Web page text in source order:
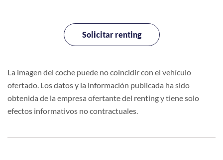
Solicitar renting
La imagen del coche puede no coincidir con el vehículo
ofertado. Los datos y la información publicada ha sido
obtenida de la empresa ofertante del renting y tiene solo
efectos informativos no contractuales.